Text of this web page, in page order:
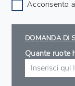
Acconsento
DOMANDA DI
Quante ruote